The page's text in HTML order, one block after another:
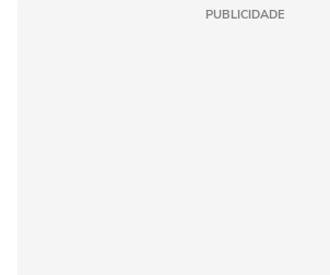
PUBLICIDADE